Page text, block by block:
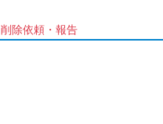
削除依頼・報告